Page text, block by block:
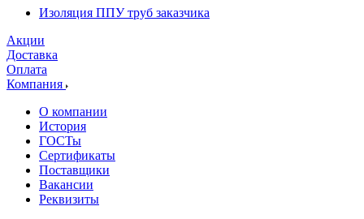
Изоляция ППУ труб заказчика
Акции
Доставка
Оплата
Компания
О компании
История
ГОСТы
Сертификаты
Поставщики
Вакансии
Реквизиты